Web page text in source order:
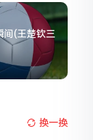
间(王楚钦三
换一换